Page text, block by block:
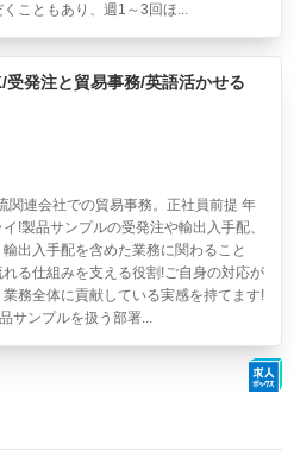
こともあり、週1～3回ほ...
発注と貿易事務/英語活かせる
関連会社での貿易事務。正社員前提 年
!製品サンプルの受発注や輸出入手配、
出入手配を含めた業務に関わること
る仕組みを支える役割!ご自身の対応が
務全体に貢献している実感を持てます!
サンプルを扱う部署...